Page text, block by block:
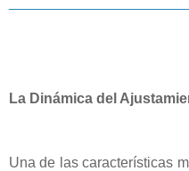
La Dinámica del
Una de las características